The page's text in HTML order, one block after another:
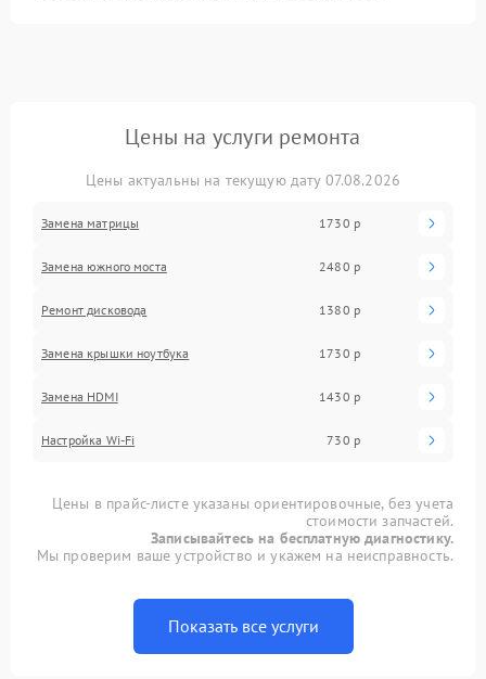
Цены на услуги ремонта
Цены актуальны на текущую дату 07.08.2026
Замена матрицы 1730 р
Замена южного моста 2480 р
Ремонт дисковода 1380 р
Замена крышки ноутбука 1730 р
Замена HDMI 1430 р
Настройка Wi-Fi 730 р
Цены в прайс-листе указаны ориентировочные, без учета
стоимости запчастей.
Записывайтесь на бесплатную диагностику.
Мы проверим ваше устройство и укажем на неисправность.
Показать все услуги